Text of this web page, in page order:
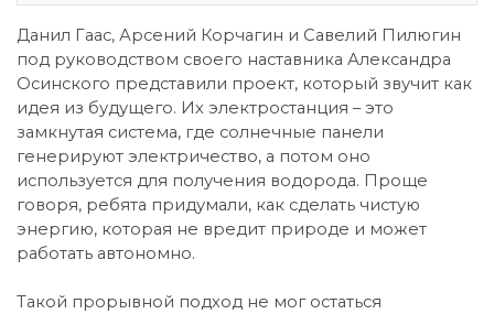
Данил Гаас, Арсений Корчагин и Савелий Пилюгин
под руководством своего наставника Александра
Осинского представили проект, который звучит как
идея из будущего. Их электростанция – это
замкнутая система, где солнечные панели
генерируют электричество, а потом оно
используется для получения водорода. Проще
говоря, ребята придумали, как сделать чистую
энергию, которая не вредит природе и может
работать автономно.
Такой прорывной подход не мог остаться